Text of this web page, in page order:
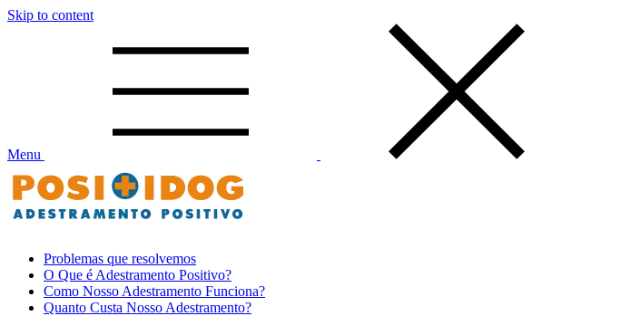
Skip to content
Menu
Positidog – Adestramento Positivo
Problemas que resolvemos
O Que é Adestramento Positivo?
Como Nosso Adestramento Funciona?
Quanto Custa Nosso Adestramento?